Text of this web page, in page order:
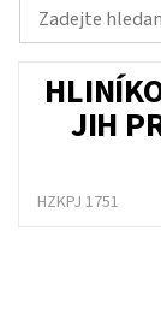
JIH
HZKPJ 1751